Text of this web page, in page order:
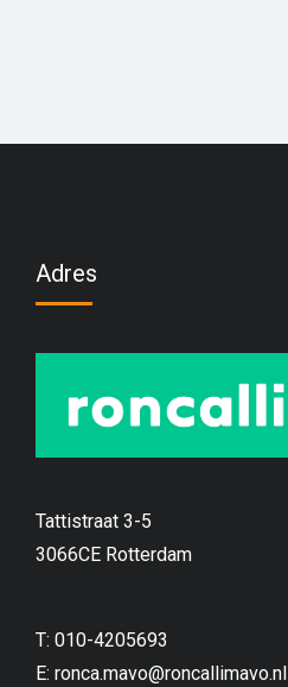
Adres
Tattistraat 3-5
3066CE Rotterdam
T: 010-4205693
E: ronca.mavo@roncallimavo.nl